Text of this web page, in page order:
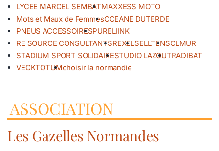
LYCEE MARCEL SEMBATMAXXESS MOTO
Mots et Maux de FemmesOCEANE DUTERDE
PNEUS ACCESSOIRESPURELIINK
RE SOURCE CONSULTANTSREXELSELLTENSOLMUR
STADIUM SPORT SOLIDAIRESTUDIO LAZOUTRADIBAT
VECKTOTUMchoisir la normandie
ASSOCIATION
Les Gazelles Normandes